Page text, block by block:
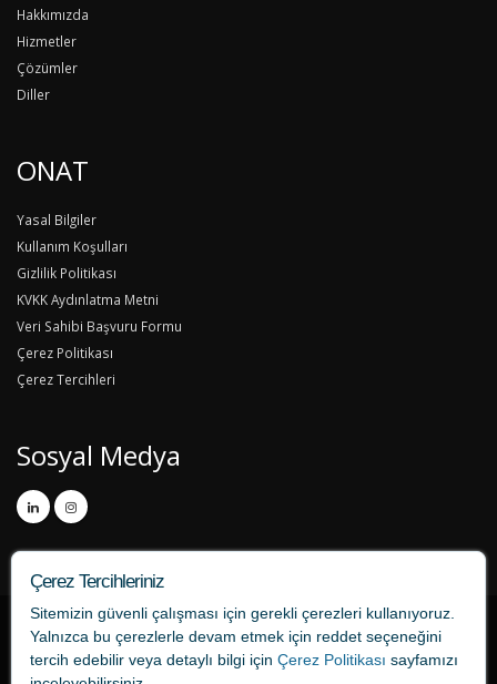
Hakkımızda
Hizmetler
Çözümler
Diller
ONAT
Yasal Bilgiler
Kullanım Koşulları
Gizlilik Politikası
KVKK Aydınlatma Metni
Veri Sahibi Başvuru Formu
Çerez Politikası
Çerez Tercihleri
Sosyal Medya
Çerez Tercihleriniz
Sitemizin güvenli çalışması için gerekli çerezleri kullanıyoruz.
Yalnızca bu çerezlerle devam etmek için reddet seçeneğini
tercih edebilir veya detaylı bilgi için Çerez Politikası sayfamızı